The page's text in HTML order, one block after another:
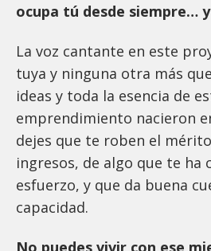
ocupa tú desde siempre…
La voz cantante en este
tuya y ninguna otra más
ideas y toda la esencia de
emprendimiento nacieron
dejes que te roben el
ingresos, de algo que te ha
esfuerzo, y que da buena
capacidad.
No puedes vivir con ese